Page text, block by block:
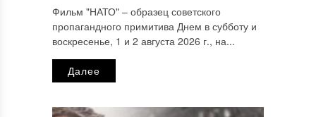
Фильм "НАТО" ‒ образец советского
пропагандного примитива Днем в субботу и
воскресенье, 1 и 2 августа 2026 г., на...
Далее